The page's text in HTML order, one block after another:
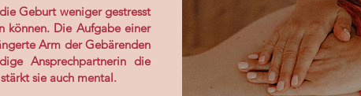
Geburt weniger gestresst
können. Die Aufgabe einer
Arm der Gebärenden
Ansprechpartnerin die
sie auch mental.